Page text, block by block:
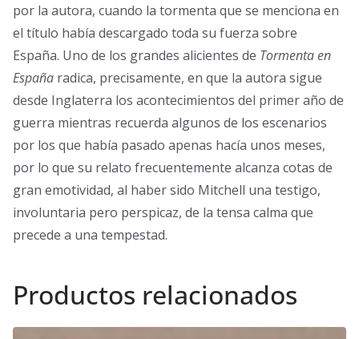
por la autora, cuando la tormenta que se menciona en
el título había descargado toda su fuerza sobre
España. Uno de los grandes alicientes de Tormenta en
España radica, precisamente, en que la autora sigue
desde Inglaterra los acontecimientos del primer año de
guerra mientras recuerda algunos de los escenarios
por los que había pasado apenas hacía unos meses,
por lo que su relato frecuentemente alcanza cotas de
gran emotividad, al haber sido Mitchell una testigo,
involuntaria pero perspicaz, de la tensa calma que
precede a una tempestad.
Productos relacionados